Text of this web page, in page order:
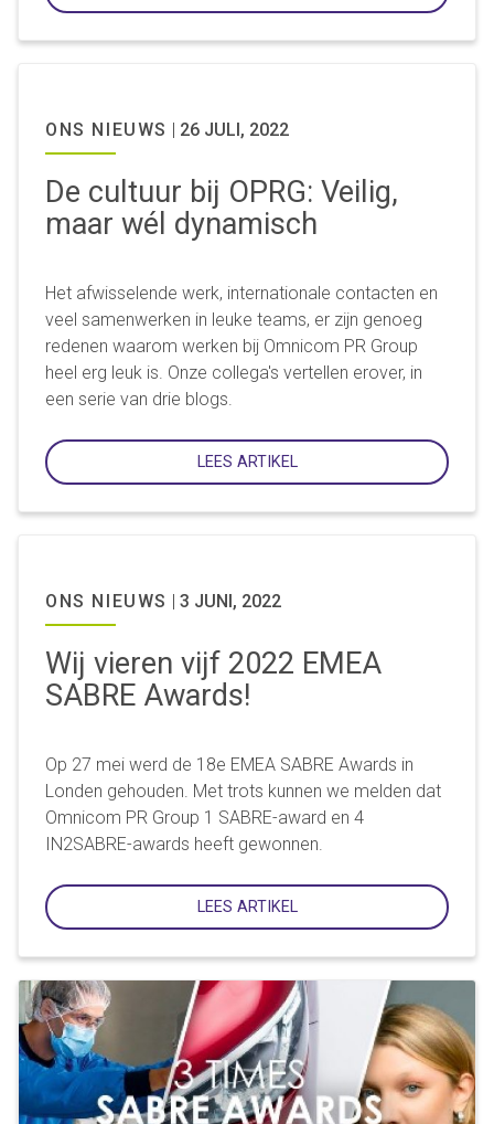
ONS NIEUWS | 26 JULI, 2022
De cultuur bij OPRG: Veilig,
maar wél dynamisch
Het afwisselende werk, internationale contacten en
veel samenwerken in leuke teams, er zijn genoeg
redenen waarom werken bij Omnicom PR Group
heel erg leuk is. Onze collega's vertellen erover, in
een serie van drie blogs.
LEES ARTIKEL
ONS NIEUWS | 3 JUNI, 2022
Wij vieren vijf 2022 EMEA
SABRE Awards!
Op 27 mei werd de 18e EMEA SABRE Awards in
Londen gehouden. Met trots kunnen we melden dat
Omnicom PR Group 1 SABRE-award en 4
IN2SABRE-awards heeft gewonnen.
LEES ARTIKEL